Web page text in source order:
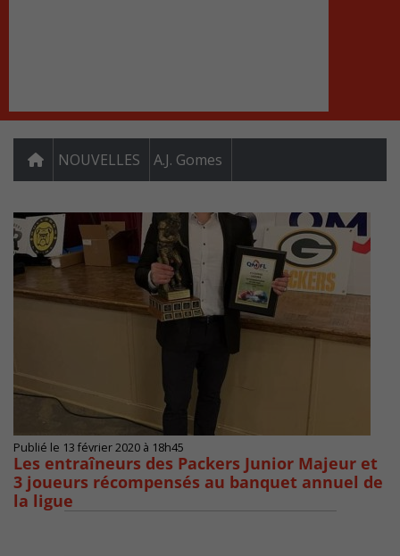
NOUVELLES A.J. Gomes
Publié le 13 février 2020 à 18h45
Les entraîneurs des Packers Junior Majeur et
3 joueurs récompensés au banquet annuel de
la ligue